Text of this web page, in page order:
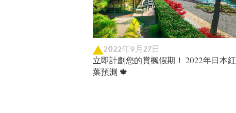
2022年9月27日
立即計劃您的賞楓假期！ 2022年日本紅
葉預測 🍁